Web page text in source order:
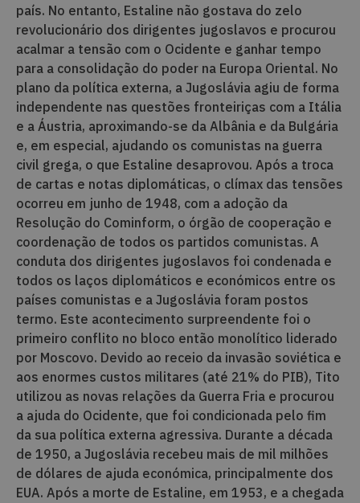
país. No entanto, Estaline não gostava do zelo
revolucionário dos dirigentes jugoslavos e procurou
acalmar a tensão com o Ocidente e ganhar tempo
para a consolidação do poder na Europa Oriental. No
plano da política externa, a Jugoslávia agiu de forma
independente nas questões fronteiriças com a Itália
e a Áustria, aproximando-se da Albânia e da Bulgária
e, em especial, ajudando os comunistas na guerra
civil grega, o que Estaline desaprovou. Após a troca
de cartas e notas diplomáticas, o clímax das tensões
ocorreu em junho de 1948, com a adoção da
Resolução do Cominform, o órgão de cooperação e
coordenação de todos os partidos comunistas. A
conduta dos dirigentes jugoslavos foi condenada e
todos os laços diplomáticos e económicos entre os
países comunistas e a Jugoslávia foram postos
termo. Este acontecimento surpreendente foi o
primeiro conflito no bloco então monolítico liderado
por Moscovo. Devido ao receio da invasão soviética e
aos enormes custos militares (até 21% do PIB), Tito
utilizou as novas relações da Guerra Fria e procurou
a ajuda do Ocidente, que foi condicionada pelo fim
da sua política externa agressiva. Durante a década
de 1950, a Jugoslávia recebeu mais de mil milhões
de dólares de ajuda económica, principalmente dos
EUA. Após a morte de Estaline, em 1953, e a chegada